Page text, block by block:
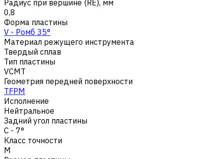
Радиус при вершине (RE), мм
0,8
Форма пластины
V - Ромб 35°
Материал режущего инструмента
Твердый сплав
Тип пластины
VCMT
Геометрия передней поверхности
TFPM
Исполнение
Нейтральное
Задний угол пластины
C - 7°
Класс точности
M